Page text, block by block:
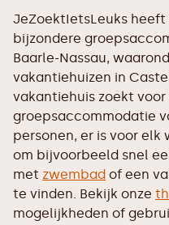
JeZoektIetsLeuks
bijzondere
Baarle-Nassau,
vakantiehuizen in
vakantiehuis zoekt voor
groepsaccommodatie
personen, er is voor elk
om bijvoorbeeld snel
met zwembad of een
te vinden. Bekijk onze
mogelijkheden of